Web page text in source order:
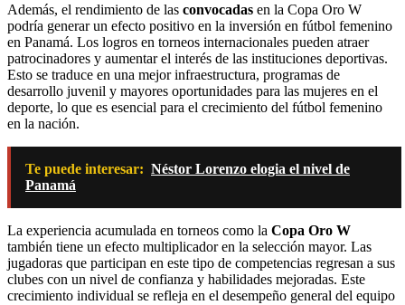
Además, el rendimiento de las convocadas en la Copa Oro W
podría generar un efecto positivo en la inversión en fútbol femenino
en Panamá. Los logros en torneos internacionales pueden atraer
patrocinadores y aumentar el interés de las instituciones deportivas.
Esto se traduce en una mejor infraestructura, programas de
desarrollo juvenil y mayores oportunidades para las mujeres en el
deporte, lo que es esencial para el crecimiento del fútbol femenino
en la nación.
Te puede interesar: Néstor Lorenzo elogia el nivel de
Panamá
La experiencia acumulada en torneos como la Copa Oro W
también tiene un efecto multiplicador en la selección mayor. Las
jugadoras que participan en este tipo de competencias regresan a sus
clubes con un nivel de confianza y habilidades mejoradas. Este
crecimiento individual se refleja en el desempeño general del equipo